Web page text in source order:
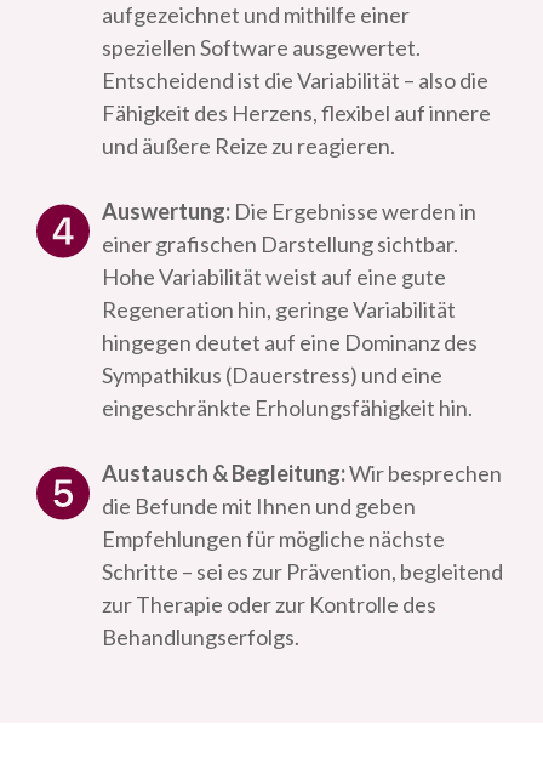
aufgezeichnet und mithilfe einer
speziellen Software ausgewertet.
Entscheidend ist die Variabilität – also die
Fähigkeit des Herzens, flexibel auf innere
und äußere Reize zu reagieren.
Auswertung: Die Ergebnisse werden in
einer grafischen Darstellung sichtbar.
Hohe Variabilität weist auf eine gute
Regeneration hin, geringe Variabilität
hingegen deutet auf eine Dominanz des
Sympathikus (Dauerstress) und eine
eingeschränkte Erholungsfähigkeit hin.
Austausch & Begleitung:Wir besprechen
die Befunde mit Ihnen und geben
Empfehlungen für mögliche nächste
Schritte – sei es zur Prävention, begleitend
zur Therapie oder zur Kontrolle des
Behandlungserfolgs.